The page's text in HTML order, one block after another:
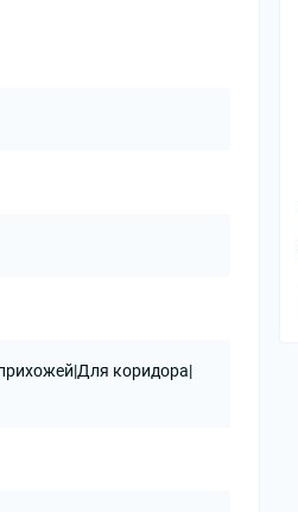
коридора|